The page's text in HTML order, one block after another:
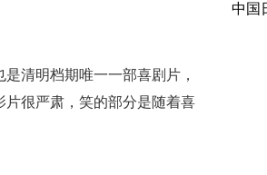
清明档期唯一一部喜剧片，
很严肃，笑的部分是随着喜
中国